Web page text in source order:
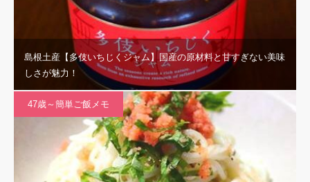
島根土産【多伎いちじくジャム】国産の原材料と甘すぎない美味
しさが魅力！
47歳～簡単ご飯メモ